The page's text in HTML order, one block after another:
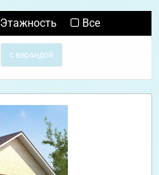
Этажность Все
с верандой